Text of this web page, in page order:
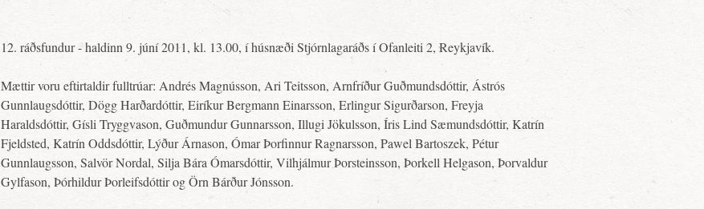
12. ráðsfundur - haldinn 9. júní 2011, kl. 13.00, í húsnæði Stjórnlagaráðs í Ofanleiti 2, Reykjavík.
Mættir voru eftirtaldir fulltrúar: Andrés Magnússon, Ari Teitsson, Arnfríður Guðmundsdóttir, Ástrós
Gunnlaugsdóttir, Dögg Harðardóttir, Eiríkur Bergmann Einarsson, Erlingur Sigurðarson, Freyja
Haraldsdóttir, Gísli Tryggvason, Guðmundur Gunnarsson, Illugi Jökulsson, Íris Lind Sæmundsdóttir, Katrín
Fjeldsted, Katrín Oddsdóttir, Lýður Árnason, Ómar Þorfinnur Ragnarsson, Pawel Bartoszek, Pétur
Gunnlaugsson, Salvör Nordal, Silja Bára Ómarsdóttir, Vilhjálmur Þorsteinsson, Þorkell Helgason, Þorvaldur
Gylfason, Þórhildur Þorleifsdóttir og Örn Bárður Jónsson.